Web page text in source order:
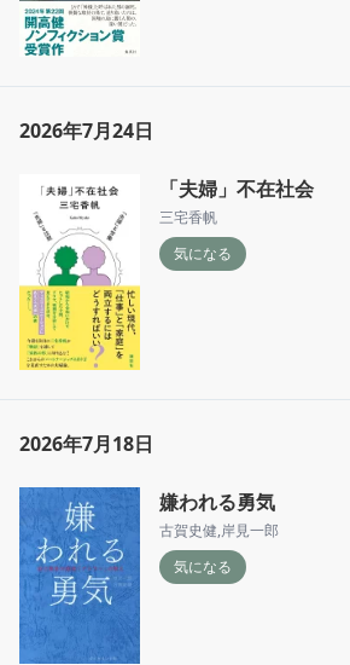
2026年7月24日
「夫婦」不在社会
三宅香帆
気になる
2026年7月18日
嫌われる勇気
古賀史健,岸見一郎
気になる